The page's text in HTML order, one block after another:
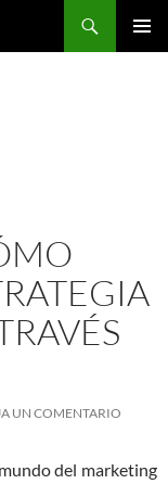
UN COMENTARIO
del marketing